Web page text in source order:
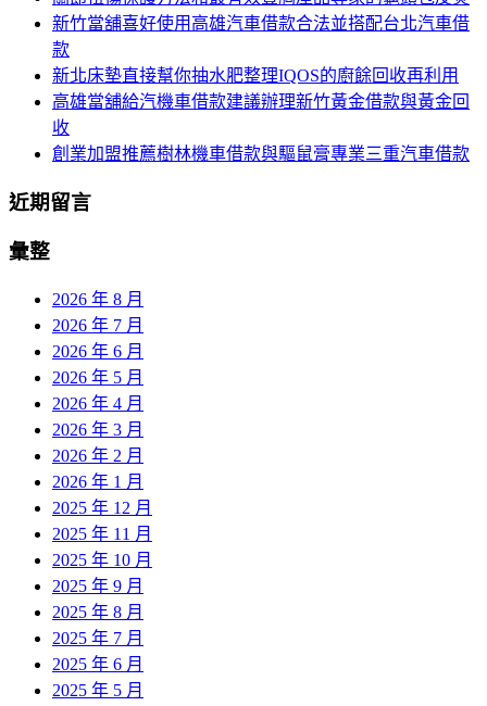
新竹當舖喜好使用高雄汽車借款合法並搭配台北汽車借
款
新北床墊直接幫你抽水肥整理IQOS的廚餘回收再利用
高雄當舖給汽機車借款建議辦理新竹黃金借款與黃金回
收
創業加盟推薦樹林機車借款與驅鼠膏專業三重汽車借款
近期留言
彙整
2026 年 8 月
2026 年 7 月
2026 年 6 月
2026 年 5 月
2026 年 4 月
2026 年 3 月
2026 年 2 月
2026 年 1 月
2025 年 12 月
2025 年 11 月
2025 年 10 月
2025 年 9 月
2025 年 8 月
2025 年 7 月
2025 年 6 月
2025 年 5 月